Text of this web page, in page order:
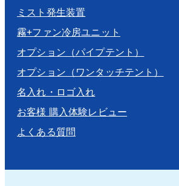
ミスト発生装置
霧+ファン冷房ユニット
オプション（パイプテント）
オプション（ワンタッチテント）
名入れ・ロゴ入れ
お客様 購入体験レビュー
よくある質問